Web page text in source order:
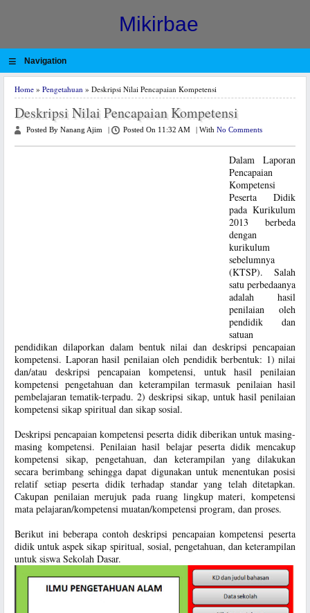
Mikirbae
≡ Navigation
Home » Pengetahuan » Deskripsi Nilai Pencapaian Kompetensi
Deskripsi Nilai Pencapaian Kompetensi
Posted By Nanang Ajim Posted On 11:32 AM With No Comments
Dalam Laporan
Pencapaian
Kompetensi
Peserta Didik
pada Kurikulum
2013 berbeda
dengan
kurikulum
sebelumnya
(KTSP). Salah
satu perbedaanya
adalah hasil
penilaian oleh
pendidik dan
satuan
pendidikan dilaporkan dalam bentuk nilai dan deskripsi pencapaian
kompetensi. Laporan hasil penilaian oleh pendidik berbentuk: 1) nilai
dan/atau deskripsi pencapaian kompetensi, untuk hasil penilaian
kompetensi pengetahuan dan keterampilan termasuk penilaian hasil
pembelajaran tematik-terpadu. 2) deskripsi sikap, untuk hasil penilaian
kompetensi sikap spiritual dan sikap sosial.
Deskripsi pencapaian kompetensi peserta didik diberikan untuk masing-
masing kompetensi. Penilaian hasil belajar peserta didik mencakup
kompetensi sikap, pengetahuan, dan keterampilan yang dilakukan
secara berimbang sehingga dapat digunakan untuk menentukan posisi
relatif setiap peserta didik terhadap standar yang telah ditetapkan.
Cakupan penilaian merujuk pada ruang lingkup materi, kompetensi
mata pelajaran/kompetensi muatan/kompetensi program, dan proses.
Berikut ini beberapa contoh deskripsi pencapaian kompetensi peserta
didik untuk aspek sikap spiritual, sosial, pengetahuan, dan keterampilan
untuk siswa Sekolah Dasar.